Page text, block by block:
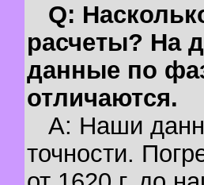
Q:
расчеты? На
данные по
отличаются.
A: Наши
точности.